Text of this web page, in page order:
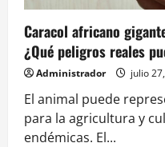
Caracol africano
¿Qué peligros reales
Administrador julio
El animal puede
para la agricultura y
endémicas. El...